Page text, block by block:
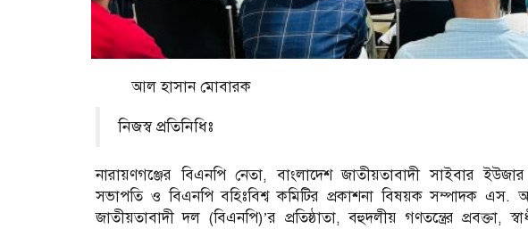
আল হাসান মোবারক
নিজস্ব প্রতিনিধিঃ
নারায়ণগঞ্জের বিএনপি নেতা, বাংলাদেশ জাতীয়তাবাদী সাইবার ইউজার
সভাপতি ও বিএনপি বহিঃবিশ্ব কমিটির প্রকাশনা বিষয়ক সম্পাদক
জাতীয়তাবাদী দল (বিএনপি)’র প্রতিষ্ঠাতা, বহুদলীয় গণতন্ত্রের প্রবক্তা,